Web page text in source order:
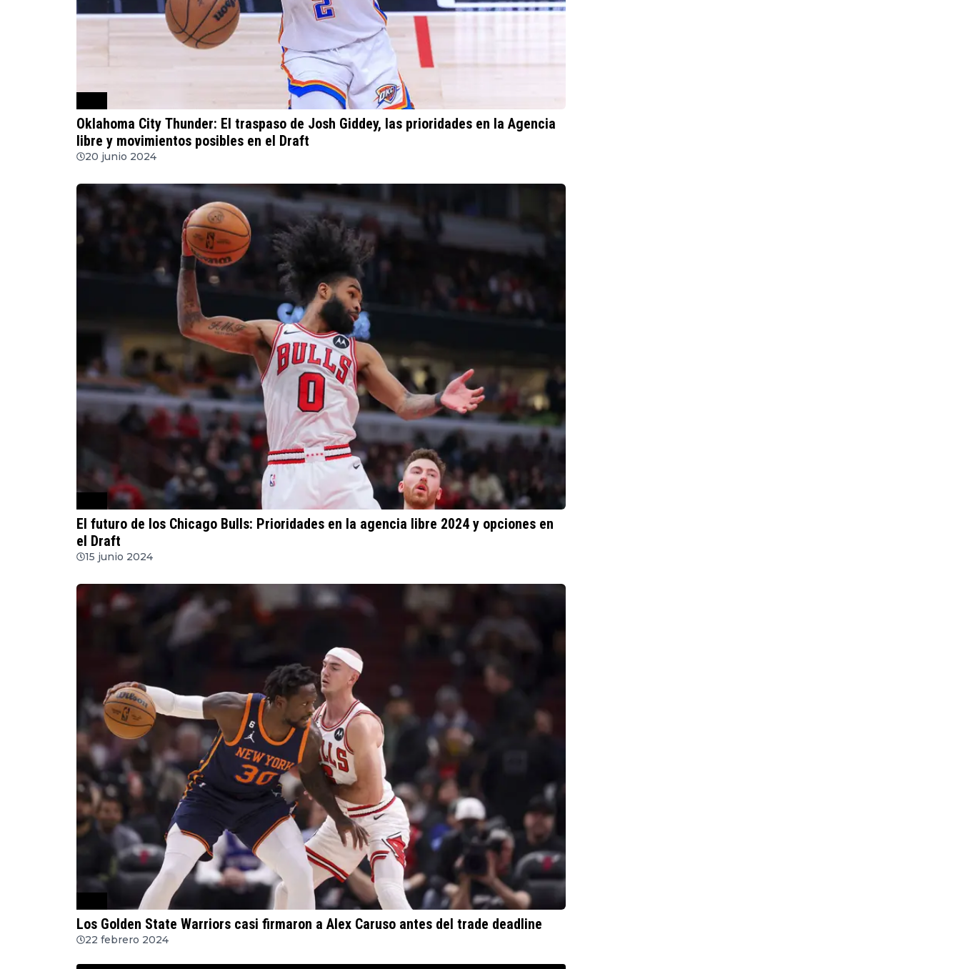
Oklahoma City Thunder: El traspaso de Josh Giddey, las prioridades en la Agencia
libre y movimientos posibles en el Draft
20 junio 2024
El futuro de los Chicago Bulls: Prioridades en la agencia libre 2024 y opciones en
el Draft
15 junio 2024
Los Golden State Warriors casi firmaron a Alex Caruso antes del trade deadline
22 febrero 2024